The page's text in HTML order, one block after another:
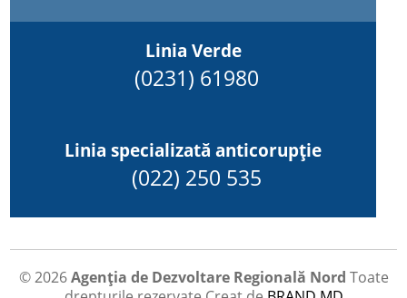
Linia Verde
(0231) 61980
Linia specializată anticorupție
(022) 250 535
© 2026Agenția de Dezvoltare Regională Nord Toate